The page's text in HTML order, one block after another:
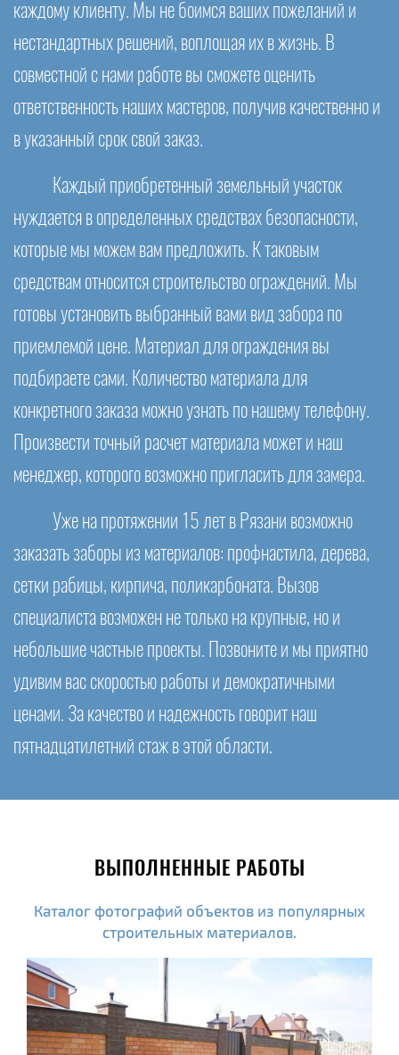
каждому клиенту. Мы не боимся ваших пожеланий и
нестандартных решений, воплощая их в жизнь. В
совместной с нами работе вы сможете оценить
ответственность наших мастеров, получив качественно и
в указанный срок свой заказ.
Каждый приобретенный земельный участок
нуждается в определенных средствах безопасности,
которые мы можем вам предложить. К таковым
средствам относится строительство ограждений. Мы
готовы установить выбранный вами вид забора по
приемлемой цене. Материал для ограждения вы
подбираете сами. Количество материала для
конкретного заказа можно узнать по нашему телефону.
Произвести точный расчет материала может и наш
менеджер, которого возможно пригласить для замера.
Уже на протяжении 15 лет в Рязани возможно
заказать заборы из материалов: профнастила, дерева,
сетки рабицы, кирпича, поликарбоната. Вызов
специалиста возможен не только на крупные, но и
небольшие частные проекты. Позвоните и мы приятно
удивим вас скоростью работы и демократичными
ценами. За качество и надежность говорит наш
пятнадцатилетний стаж в этой области.
ВЫПОЛНЕННЫЕ РАБОТЫ
Каталог фотографий объектов из популярных
строительных материалов.